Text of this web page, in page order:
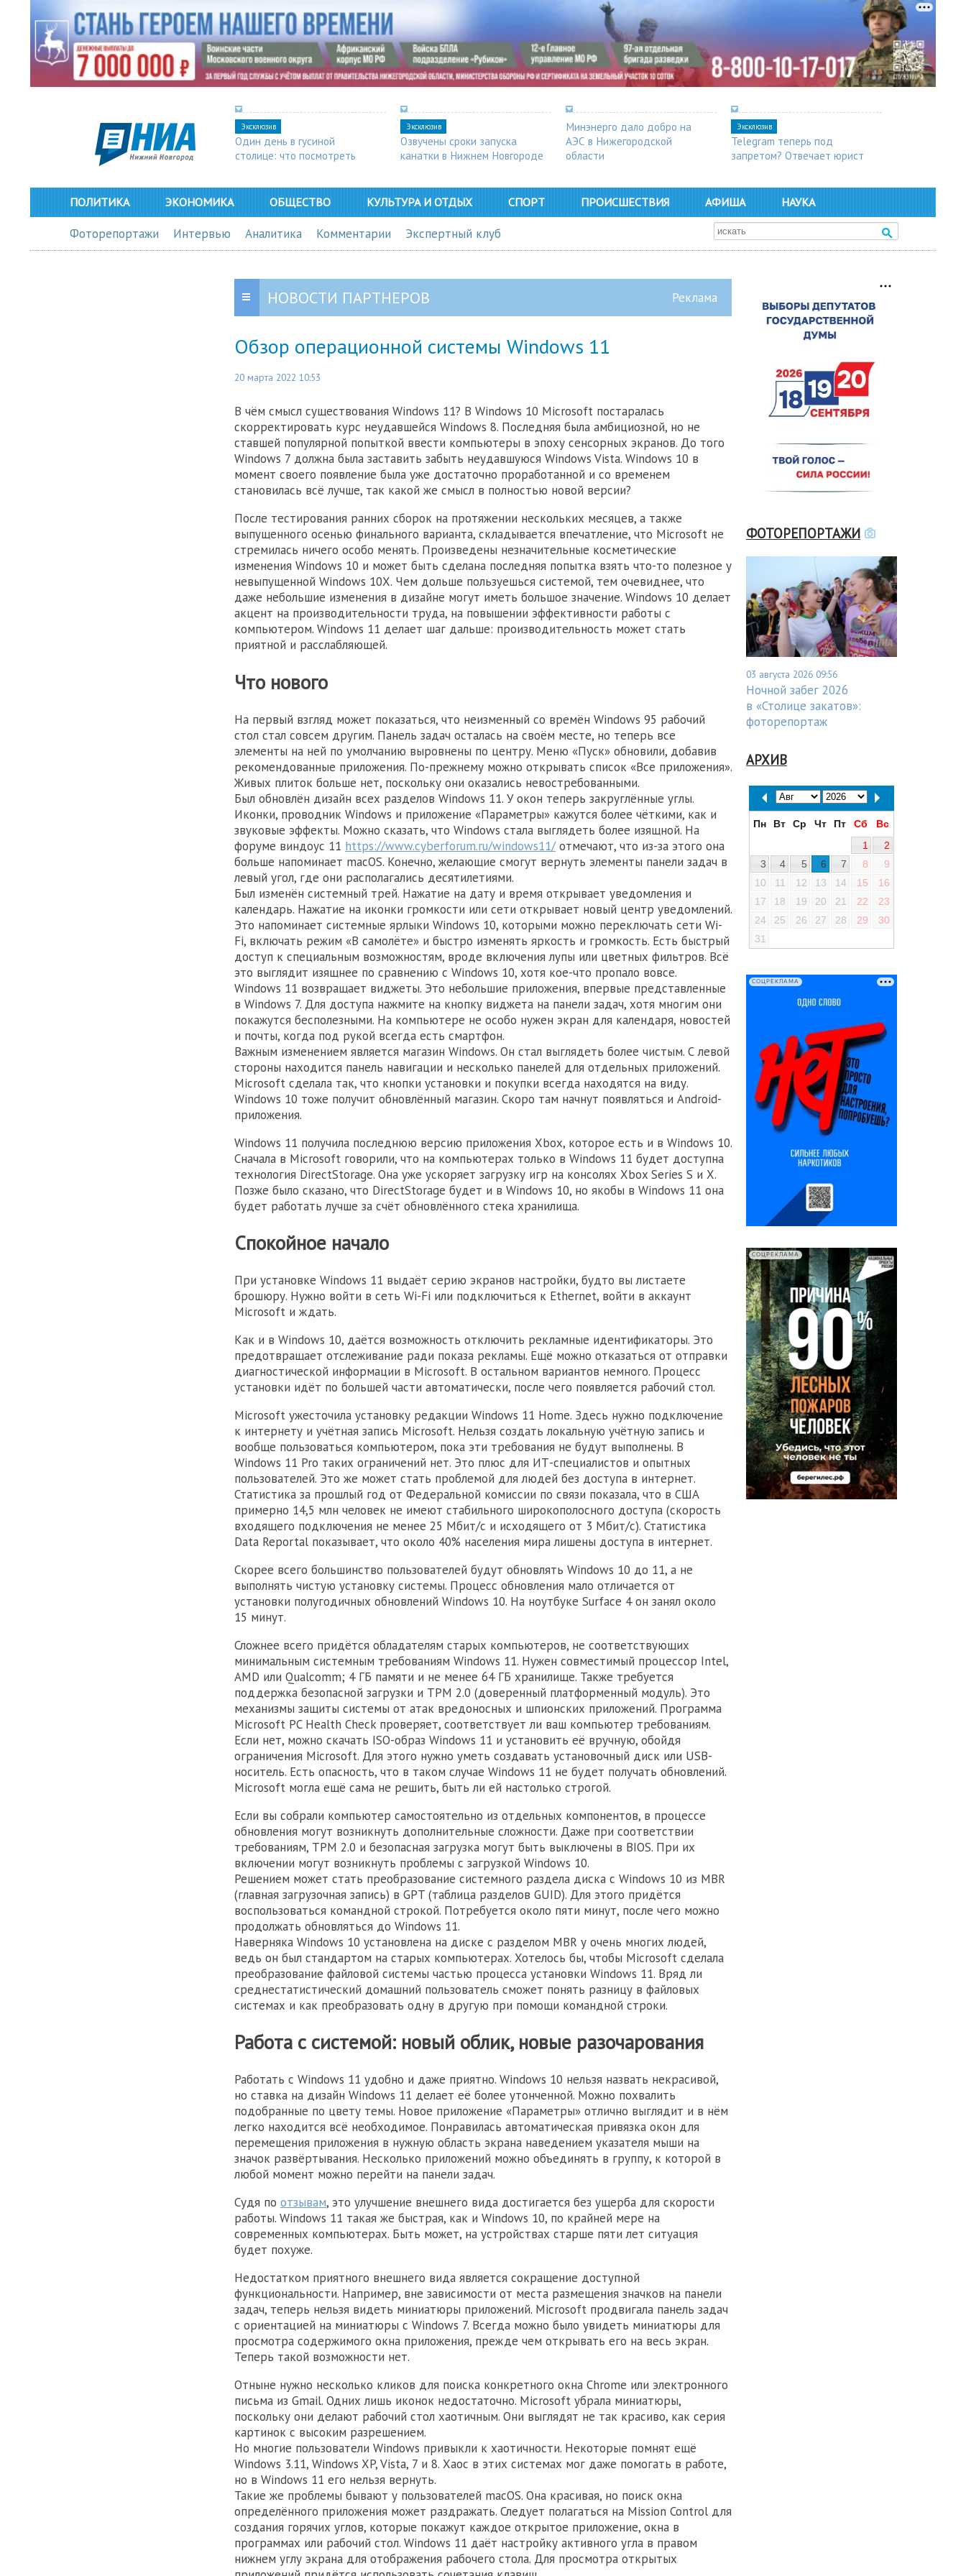
Эксклюзив
Один день в гусиной
столице: что посмотреть
Эксклюзив
Озвучены сроки запуска
канатки в Нижнем Новгороде
Минэнерго дало добро на
АЭС в Нижегородской
области
Эксклюзив
Telegram теперь под
запретом? Отвечает юрист
ПОЛИТИКА ЭКОНОМИКА ОБЩЕСТВО КУЛЬТУРА И ОТДЫХ СПОРТ ПРОИСШЕСТВИЯ АФИША НАУКА
Фоторепортажи Интервью Аналитика Комментарии Экспертный клуб
НОВОСТИ ПАРТНЕРОВ
Обзор операционной системы Windows 11
20 марта 2022 10:53
В чём смысл существования Windows 11? В Windows 10 Microsoft постаралась
скорректировать курс неудавшейся Windows 8. Последняя была амбициозной, но не
ставшей популярной попыткой ввести компьютеры в эпоху сенсорных экранов. До того
Windows 7 должна была заставить забыть неудавшуюся Windows Vista. Windows 10 в
момент своего появление была уже достаточно проработанной и со временем
становилась всё лучше, так какой же смысл в полностью новой версии?
После тестирования ранних сборок на протяжении нескольких месяцев, а также
выпущенного осенью финального варианта, складывается впечатление, что Microsoft не
стремилась ничего особо менять. Произведены незначительные косметические
изменения Windows 10 и может быть сделана последняя попытка взять что-то полезное у
невыпущенной Windows 10X. Чем дольше пользуешься системой, тем очевиднее, что
даже небольшие изменения в дизайне могут иметь большое значение. Windows 10 делает
акцент на производительности труда, на повышении эффективности работы с
компьютером. Windows 11 делает шаг дальше: производительность может стать
приятной и расслабляющей.
Что нового
На первый взгляд может показаться, что неизменный со времён Windows 95 рабочий
стол стал совсем другим. Панель задач осталась на своём месте, но теперь все
элементы на ней по умолчанию выровнены по центру. Меню «Пуск» обновили, добавив
рекомендованные приложения. По-прежнему можно открывать список «Все приложения».
Живых плиток больше нет, поскольку они оказались невостребованными.
Был обновлён дизайн всех разделов Windows 11. У окон теперь закруглённые углы.
Иконки, проводник Windows и приложение «Параметры» кажутся более чёткими, как и
звуковые эффекты. Можно сказать, что Windows стала выглядеть более изящной. На
форуме виндоус 11 https://www.cyberforum.ru/windows11/отмечают, что из-за этого она
больше напоминает macOS. Конечно, желающие смогут вернуть элементы панели задач в
левый угол, где они располагались десятилетиями.
Был изменён системный трей. Нажатие на дату и время открывает уведомления и
календарь. Нажатие на иконки громкости или сети открывает новый центр уведомлений.
Это напоминает системные ярлыки Windows 10, которыми можно переключать сети Wi-
Fi, включать режим «В самолёте» и быстро изменять яркость и громкость. Есть быстрый
доступ к специальным возможностям, вроде включения лупы или цветных фильтров. Всё
это выглядит изящнее по сравнению с Windows 10, хотя кое-что пропало вовсе.
Windows 11 возвращает виджеты. Это небольшие приложения, впервые представленные
в Windows 7. Для доступа нажмите на кнопку виджета на панели задач, хотя многим они
покажутся бесполезными. На компьютере не особо нужен экран для календаря, новостей
и почты, когда под рукой всегда есть смартфон.
Важным изменением является магазин Windows. Он стал выглядеть более чистым. С левой
стороны находится панель навигации и несколько панелей для отдельных приложений.
Microsoft сделала так, что кнопки установки и покупки всегда находятся на виду.
Windows 10 тоже получит обновлённый магазин. Скоро там начнут появляться и Android-
приложения.
Windows 11 получила последнюю версию приложения Xbox, которое есть и в Windows 10.
Сначала в Microsoft говорили, что на компьютерах только в Windows 11 будет доступна
технология DirectStorage. Она уже ускоряет загрузку игр на консолях Xbox Series S и X.
Позже было сказано, что DirectStorage будет и в Windows 10, но якобы в Windows 11 она
будет работать лучше за счёт обновлённого стека хранилища.
Спокойное начало
При установке Windows 11 выдаёт серию экранов настройки, будто вы листаете
брошюру. Нужно войти в сеть Wi-Fi или подключиться к Ethernet, войти в аккаунт
Microsoft и ждать.
Как и в Windows 10, даётся возможность отключить рекламные идентификаторы. Это
предотвращает отслеживание ради показа рекламы. Ещё можно отказаться от отправки
диагностической информации в Microsoft. В остальном вариантов немного. Процесс
установки идёт по большей части автоматически, после чего появляется рабочий стол.
Microsoft ужесточила установку редакции Windows 11 Home. Здесь нужно подключение
к интернету и учётная запись Microsoft. Нельзя создать локальную учётную запись и
вообще пользоваться компьютером, пока эти требования не будут выполнены. В
Windows 11 Pro таких ограничений нет. Это плюс для ИТ-специалистов и опытных
пользователей. Это же может стать проблемой для людей без доступа в интернет.
Статистика за прошлый год от Федеральной комиссии по связи показала, что в США
примерно 14,5 млн человек не имеют стабильного широкополосного доступа (скорость
входящего подключения не менее 25 Мбит/с и исходящего от 3 Мбит/с). Статистика
Data Reportal показывает, что около 40% населения мира лишены доступа в интернет.
Скорее всего большинство пользователей будут обновлять Windows 10 до 11, а не
выполнять чистую установку системы. Процесс обновления мало отличается от
установки полугодичных обновлений Windows 10. На ноутбуке Surface 4 он занял около
15 минут.
Сложнее всего придётся обладателям старых компьютеров, не соответствующих
минимальным системным требованиям Windows 11. Нужен совместимый процессор Intel,
AMD или Qualcomm; 4 ГБ памяти и не менее 64 ГБ хранилище. Также требуется
поддержка безопасной загрузки и TPM 2.0 (доверенный платформенный модуль). Это
механизмы защиты системы от атак вредоносных и шпионских приложений. Программа
Microsoft PC Health Check проверяет, соответствует ли ваш компьютер требованиям.
Если нет, можно скачать ISO-образ Windows 11 и установить её вручную, обойдя
ограничения Microsoft. Для этого нужно уметь создавать установочный диск или USB-
носитель. Есть опасность, что в таком случае Windows 11 не будет получать обновлений.
Microsoft могла ещё сама не решить, быть ли ей настолько строгой.
Если вы собрали компьютер самостоятельно из отдельных компонентов, в процессе
обновления могут возникнуть дополнительные сложности. Даже при соответствии
требованиям, TPM 2.0 и безопасная загрузка могут быть выключены в BIOS. При их
включении могут возникнуть проблемы с загрузкой Windows 10.
Решением может стать преобразование системного раздела диска с Windows 10 из MBR
(главная загрузочная запись) в GPT (таблица разделов GUID). Для этого придётся
воспользоваться командной строкой. Потребуется около пяти минут, после чего можно
продолжать обновляться до Windows 11.
Наверняка Windows 10 установлена на диске с разделом MBR у очень многих людей,
ведь он был стандартом на старых компьютерах. Хотелось бы, чтобы Microsoft сделала
преобразование файловой системы частью процесса установки Windows 11. Вряд ли
среднестатистический домашний пользователь сможет понять разницу в файловых
системах и как преобразовать одну в другую при помощи командной строки.
Работа с системой: новый облик, новые разочарования
Работать с Windows 11 удобно и даже приятно. Windows 10 нельзя назвать некрасивой,
но ставка на дизайн Windows 11 делает её более утонченной. Можно похвалить
подобранные по цвету темы. Новое приложение «Параметры» отлично выглядит и в нём
легко находится всё необходимое. Понравилась автоматическая привязка окон для
перемещения приложения в нужную область экрана наведением указателя мыши на
значок развёртывания. Несколько приложений можно объединять в группу, к которой в
любой момент можно перейти на панели задач.
Судя по отзывам, это улучшение внешнего вида достигается без ущерба для скорости
работы. Windows 11 такая же быстрая, как и Windows 10, по крайней мере на
современных компьютерах. Быть может, на устройствах старше пяти лет ситуация
будет похуже.
Недостатком приятного внешнего вида является сокращение доступной
функциональности. Например, вне зависимости от места размещения значков на панели
задач, теперь нельзя видеть миниатюры приложений. Microsoft продвигала панель задач
с ориентацией на миниатюры с Windows 7. Всегда можно было увидеть миниатюры для
просмотра содержимого окна приложения, прежде чем открывать его на весь экран.
Теперь такой возможности нет.
Отныне нужно несколько кликов для поиска конкретного окна Chrome или электронного
письма из Gmail. Одних лишь иконок недостаточно. Microsoft убрала миниатюры,
поскольку они делают рабочий стол хаотичным. Они выглядят не так красиво, как серия
картинок с высоким разрешением.
Но многие пользователи Windows привыкли к хаотичности. Некоторые помнят ещё
Windows 3.11, Windows XP, Vista, 7 и 8. Хаос в этих системах мог даже помогать в работе,
но в Windows 11 его нельзя вернуть.
Такие же проблемы бывают у пользователей macOS. Она красивая, но поиск окна
определённого приложения может раздражать. Следует полагаться на Mission Control для
создания горячих углов, которые покажут каждое открытое приложение, окна в
программах или рабочий стол. Windows 11 даёт настройку активного угла в правом
нижнем углу экрана для отображения рабочего стола. Для просмотра открытых
ФОТОРЕПОРТАЖИ
03 августа 2026 09:56
Ночной забег 2026
в «Столице закатов»:
фоторепортаж
АРХИВ
Пн Вт Ср Чт Пт Сб
Вс
1
2
3
4 5 6 7 8
9
10
11 12 13 14 15
16
17
18 19 20 21 22
23
24
25 26 27 28 29
30
31
СОЦРЕКЛАМА
СОЦРЕКЛАМА